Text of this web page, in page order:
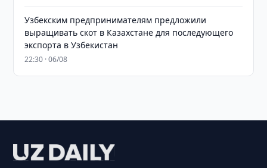
Узбекским предпринимателям предложили
выращивать скот в Казахстане для последующего
экспорта в Узбекистан
22:30 · 06/08